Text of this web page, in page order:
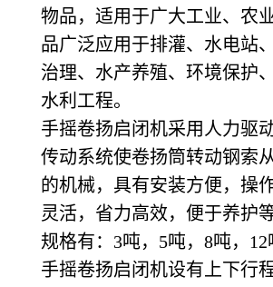
物品，适用于广大工业、农
品广泛应用于排灌、水电站
治理、水产养殖、环境保护
水利工程。
手摇卷扬启闭机采用人力驱
传动系统使卷扬筒转动钢索
的机械，具有安装方便，操
灵活，省力高效，便于养护
规格有：3吨，5吨，8吨，12
手摇卷扬启闭机设有上下行